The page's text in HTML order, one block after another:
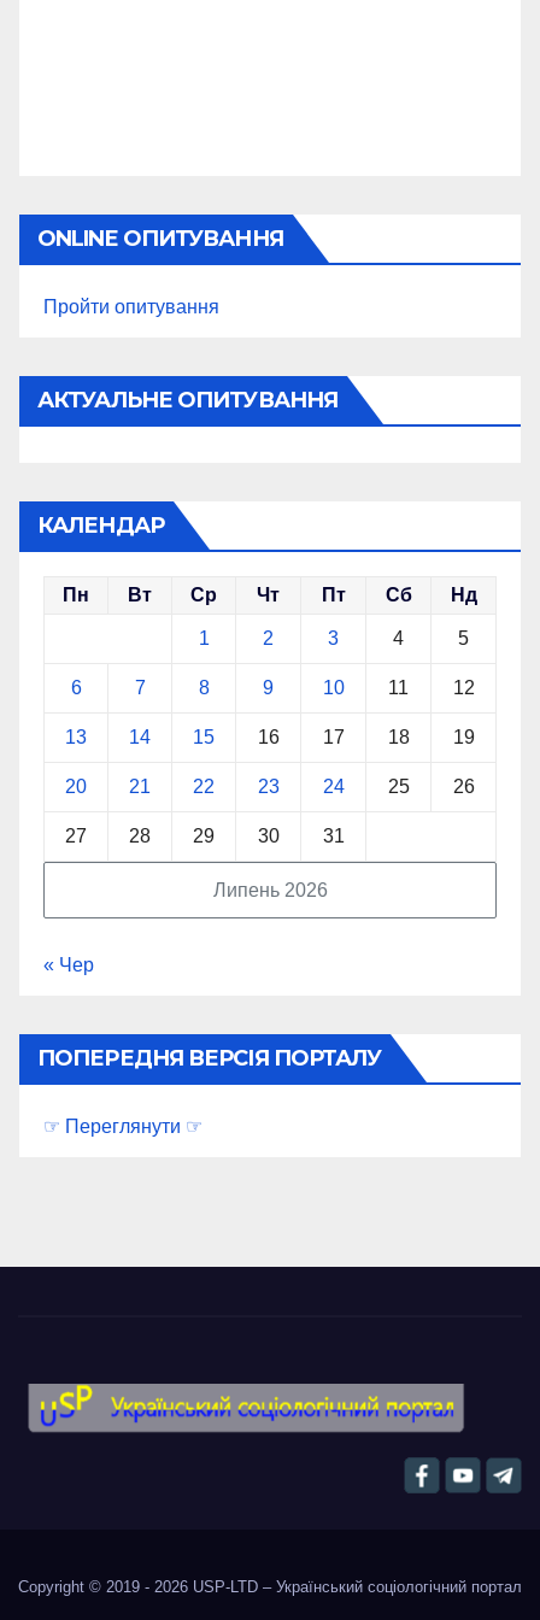
ONLINE ОПИТУВАННЯ
Пройти опитування
АКТУАЛЬНЕ ОПИТУВАННЯ
КАЛЕНДАР
Липень 2026
Пн Вт Ср Чт Пт Сб Нд
1 2 3 4 5
6 7 8 9 10 11 12
13 14 15 16 17 18 19
20 21 22 23 24 25 26
27 28 29 30 31
« Чер
ПОПЕРЕДНЯ ВЕРСІЯ ПОРТАЛУ
☞ Переглянути ☞
Copyright © 2019 - 2026 USP-LTD – Український соціологічний портал